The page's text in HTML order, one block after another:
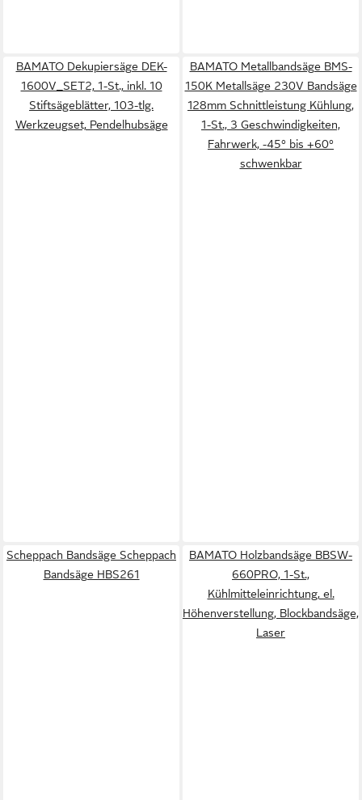
BAMATO Dekupiersäge DEK-
1600V_SET2, 1-St., inkl. 10
Stiftsägeblätter, 103-tlg.
Werkzeugset, Pendelhubsäge
BAMATO Metallbandsäge BMS-
150K Metallsäge 230V Bandsäge
128mm Schnittleistung Kühlung,
1-St., 3 Geschwindigkeiten,
Fahrwerk, -45° bis +60°
schwenkbar
Scheppach Bandsäge Scheppach
Bandsäge HBS261
BAMATO Holzbandsäge BBSW-
660PRO, 1-St.,
Kühlmitteleinrichtung, el.
Höhenverstellung, Blockbandsäge,
Laser